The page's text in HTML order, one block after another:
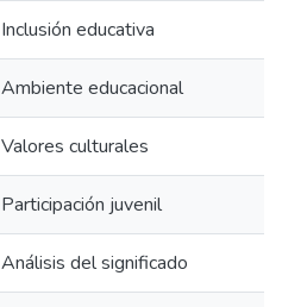
Inclusión educativa
Ambiente educacional
Valores culturales
Participación juvenil
Análisis del significado